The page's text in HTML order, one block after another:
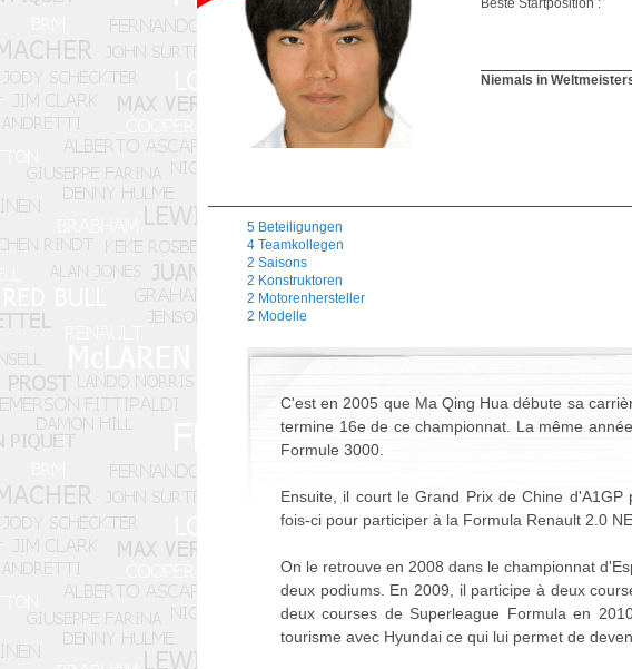
Beste Startposition :
Niemals in
5 Beteiligungen
4 Teamkollegen
2 Saisons
2 Konstruktoren
2 Motorenhersteller
2 Modelle
C'est en 2005 que Ma Qing Hua débute sa
termine 16e de ce championnat. La même
Formule 3000.
Ensuite, il court le Grand Prix de Chine
fois-ci pour participer à la Formula Renault 2.0
On le retrouve en 2008 dans le championnat
deux podiums. En 2009, il participe à deux
deux courses de Superleague Formula en
tourisme avec Hyundai ce qui lui permet de